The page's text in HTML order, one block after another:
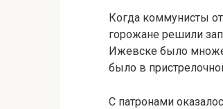
Когда коммунисты
горожане решили
Ижевске было
было в
С патронами